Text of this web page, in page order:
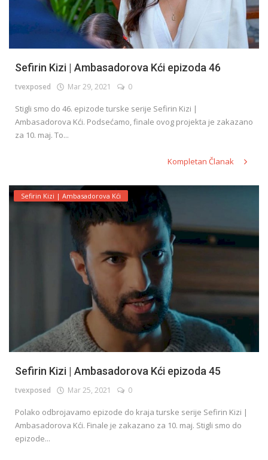
Sefirin Kizi | Ambasadorova Kći epizoda 46
tvexposed Mar 29, 2021 0
Stigli smo do 46. epizode turske serije Sefirin Kizi |
Ambasadorova Kći. Podsećamo, finale ovog projekta je zakazano
za 10. maj. To...
Kompletan Članak
Sefirin Kizi | Ambasadorova Kći
Sefirin Kizi | Ambasadorova Kći epizoda 45
tvexposed Mar 25, 2021 0
Polako odbrojavamo epizode do kraja turske serije Sefirin Kizi |
Ambasadorova Kći. Finale je zakazano za 10. maj. Stigli smo do
epizode...